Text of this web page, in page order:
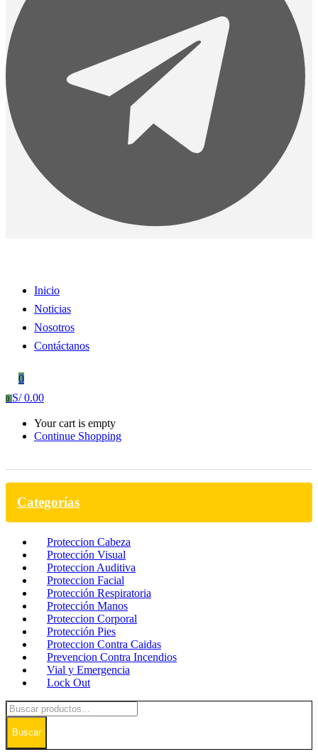
Inicio
Noticias
Nosotros
Contáctanos
0
0 S/0.00
Your cart is empty
Continue Shopping
Categorías
Proteccion Cabeza
Protección Visual
Proteccion Auditiva
Proteccion Facial
Protección Respiratoria
Protección Manos
Proteccion Corporal
Protección Pies
Proteccion Contra Caidas
Prevencion Contra Incendios
Vial y Emergencia
Lock Out
Buscar